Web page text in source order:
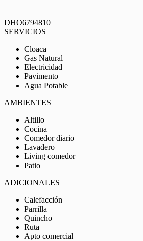
DHO6794810
SERVICIOS
Cloaca
Gas Natural
Electricidad
Pavimento
Agua Potable
AMBIENTES
Altillo
Cocina
Comedor diario
Lavadero
Living comedor
Patio
ADICIONALES
Calefacción
Parrilla
Quincho
Ruta
Apto comercial